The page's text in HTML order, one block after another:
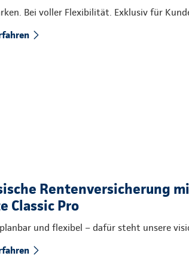
Bei voller Flexibilität. Exklusiv für
Rentenversicherung
Classic Pro
und flexibel – dafür steht unsere